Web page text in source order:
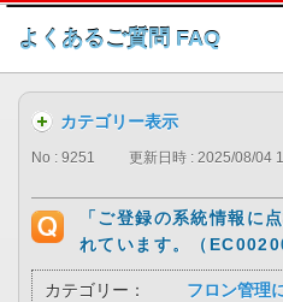
このページ
よくあるご質問 FAQ
カテゴリー表示
No : 9251 更新日時 : 2025/08/04
「ご登録の系統情報に
れています。（
カテゴリー：
フロン管理